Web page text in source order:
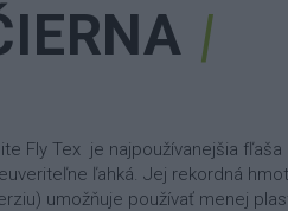
Fly Tex je najpoužívanejšia
ľahká. Jej rekordná
umožňuje používať menej